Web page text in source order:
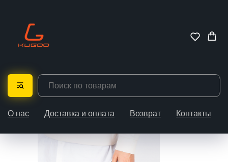
О нас Доставка и оплата Возврат Контакты
ANIMATION DEMO PAGE